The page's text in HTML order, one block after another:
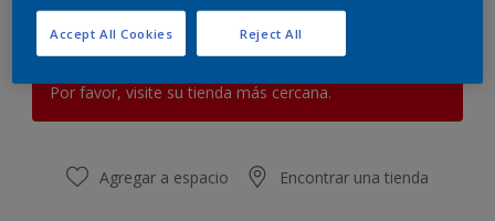
Por favor, visite su tienda más cercana.
Agregar a espacio Encontrar una tienda
Reject All
Accept All Cookies